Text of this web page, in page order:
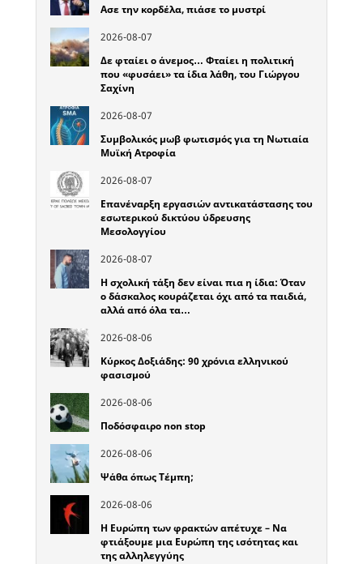
Ασε την κορδέλα, πιάσε το μυστρί
2026-08-07
Δε φταίει ο άνεμος… Φταίει η πολιτική
που «φυσάει» τα ίδια λάθη, του Γιώργου
Σαχίνη
2026-08-07
Συμβολικός μωβ φωτισμός για τη Νωτιαία
Μυϊκή Ατροφία
2026-08-07
Επανέναρξη εργασιών αντικατάστασης του
εσωτερικού δικτύου ύδρευσης
Μεσολογγίου
2026-08-07
Η σχολική τάξη δεν είναι πια η ίδια: Όταν
ο δάσκαλος κουράζεται όχι από τα παιδιά,
αλλά από όλα τα…
2026-08-06
Κύρκος Δοξιάδης: 90 χρόνια ελληνικού
φασισμού
2026-08-06
Ποδόσφαιρο non stop
2026-08-06
Ψάθα όπως Τέμπη;
2026-08-06
Η Ευρώπη των φρακτών απέτυχε – Να
φτιάξουμε μια Ευρώπη της ισότητας και
της αλληλεγγύης